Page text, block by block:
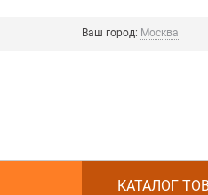
Ваш город: Москва
КАТАЛОГ